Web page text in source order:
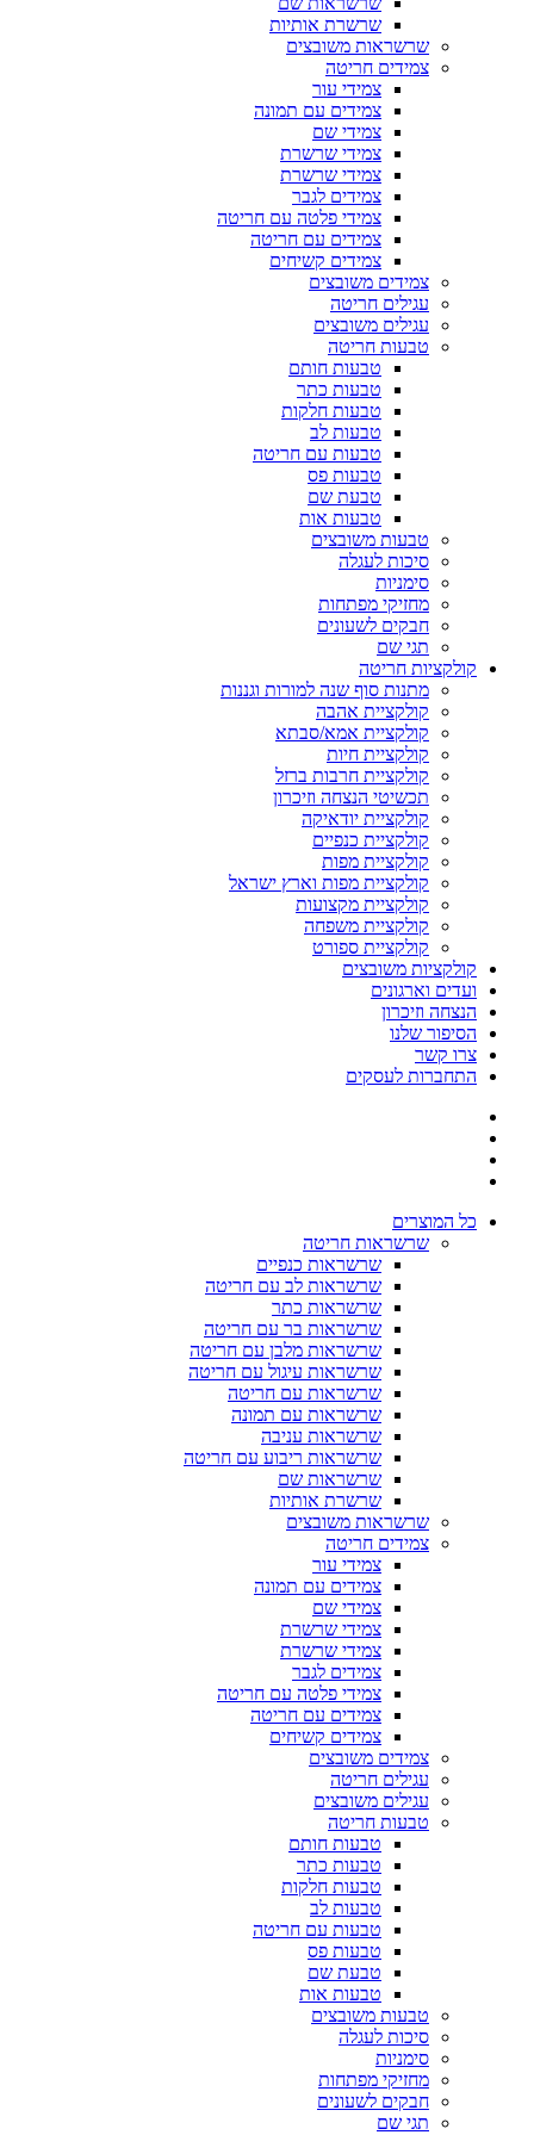
שרשרת אותיות
שרשראות משובצים
צמידים חריטה
צמידי עור
צמידים עם תמונה
צמידי שם
צמידי שרשרת
צמידי שרשרת
צמידים לגבר
צמידי פלטה עם חריטה
צמידים עם חריטה
צמידים קשיחים
צמידים משובצים
עגילים חריטה
עגילים משובצים
טבעות חריטה
טבעות חותם
טבעות כתר
טבעות חלקות
טבעות לב
טבעות עם חריטה
טבעות פס
טבעת שם
טבעות אות
טבעות משובצים
סיכות לעגלה
סימניות
מחזיקי מפתחות
חבקים לשעונים
תגי שם
קולקציות חריטה
מתנות סוף שנה למורות וגננות
קולקציית אהבה
קולקציית אמא/סבתא
קולקציית חיות
קולקציית חרבות ברזל
תכשיטי הנצחה וזיכרון
קולקציית יודאיקה
קולקציית כנפיים
קולקציית מפות
קולקציית מפות וארץ ישראל
קולקציית מקצועות
קולקציית משפחה
קולקציית ספורט
קולקציות משובצים
ועדים וארגונים
הנצחה וזיכרון
הסיפור שלנו
צרו קשר
התחברות לעסקים
כל המוצרים
שרשראות חריטה
שרשראות כנפיים
שרשראות לב עם חריטה
שרשראות כתר
שרשראות בר עם חריטה
שרשראות מלבן עם חריטה
שרשראות עיגול עם חריטה
שרשראות עם חריטה
שרשראות עם תמונה
שרשראות עניבה
שרשראות ריבוע עם חריטה
שרשראות שם
שרשרת אותיות
שרשראות משובצים
צמידים חריטה
צמידי עור
צמידים עם תמונה
צמידי שם
צמידי שרשרת
צמידי שרשרת
צמידים לגבר
צמידי פלטה עם חריטה
צמידים עם חריטה
צמידים קשיחים
צמידים משובצים
עגילים חריטה
עגילים משובצים
טבעות חריטה
טבעות חותם
טבעות כתר
טבעות חלקות
טבעות לב
טבעות עם חריטה
טבעות פס
טבעת שם
טבעות אות
טבעות משובצים
סיכות לעגלה
סימניות
מחזיקי מפתחות
חבקים לשעונים
תגי שם